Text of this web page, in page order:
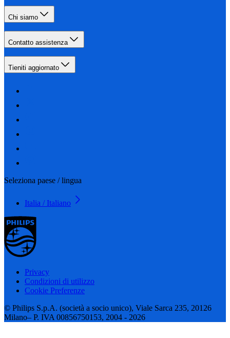
Chi siamo
Contatto assistenza
Tieniti aggiornato
Seleziona paese / lingua
Italia / Italiano
Privacy
Condizioni di utilizzo
Cookie Preferenze
© Philips S.p.A. (società a socio unico), Viale Sarca 235, 20126
Milano– P. IVA 00856750153, 2004 - 2026